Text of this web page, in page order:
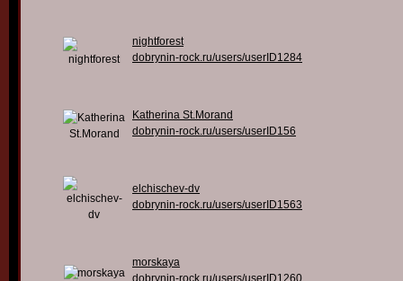
nightforest
dobrynin-rock.ru/users/userID1284
Katherina St.Morand
dobrynin-rock.ru/users/userID156
elchischev-dv
dobrynin-rock.ru/users/userID1563
morskaya
dobrynin-rock.ru/users/userID1260